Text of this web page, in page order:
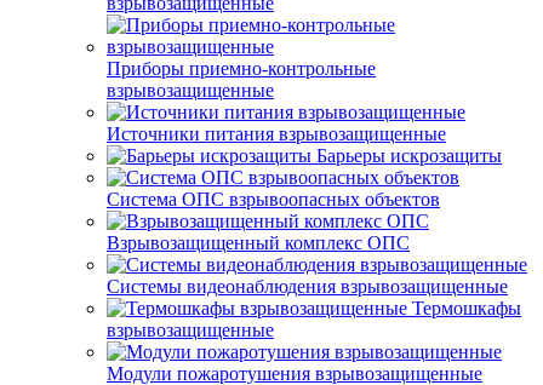
Приборы приемно-контрольные
взрывозащищенные
Источники питания взрывозащищенные
Барьеры искрозащиты
Система ОПС взрывоопасных объектов
Взрывозащищенный комплекс ОПС
Системы видеонаблюдения взрывозащищенные
Термошкафы
взрывозащищенные
Модули пожаротушения взрывозащищенные